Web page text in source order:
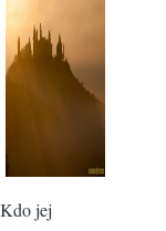
Kdo jej